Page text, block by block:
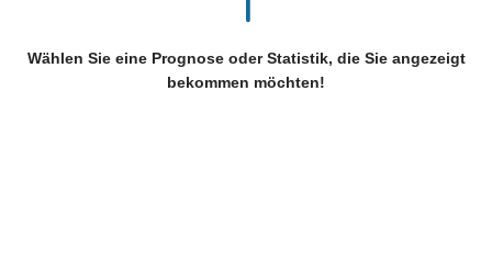
Wählen Sie eine Prognose oder Statistik, die Sie angezeigt
bekommen möchten!